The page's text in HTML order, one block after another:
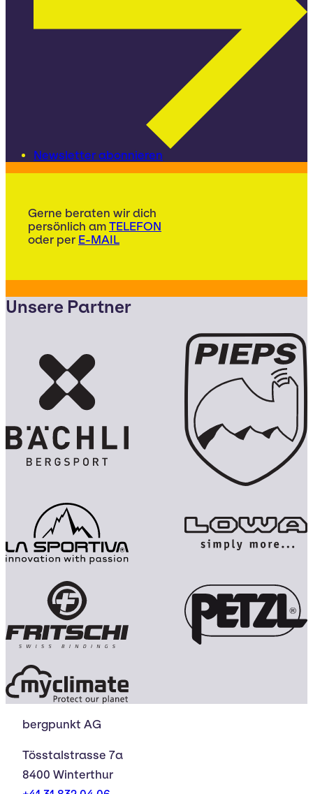
Newsletter abonnieren
Gerne beraten wir dich
persönlich am TELEFON
oder per E-MAIL
Unsere Partner
bergpunkt AG
Tösstalstrasse 7a
8400 Winterthur